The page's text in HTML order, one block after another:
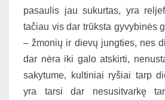
pasaulis jau sukurtas, yra
tačiau vis dar trūksta gyvybinės
– žmonių ir dievų jungties, nes
dar nėra iki galo atskirti,
sakytume, kultiniai ryšiai tarp
yra tarsi dar nesusitvarkę